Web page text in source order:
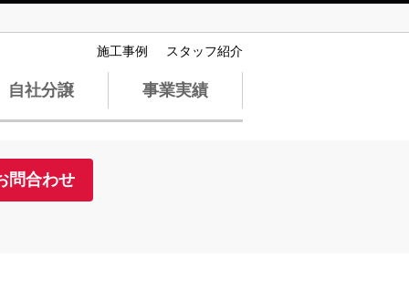
施工事例 スタッフ紹介
自社分譲 事業実績
問合わせ